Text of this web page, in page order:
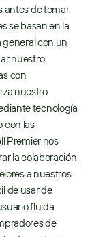
antes de tomar
se basan en la
general con un
nuestro
con
nuestro
tecnología
con las
Premier nos
la colaboración
a nuestros
de usar de
fluida
de